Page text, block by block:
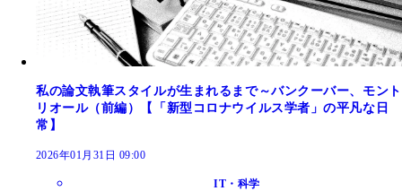
私の論文執筆スタイルが生まれるまで～バンクーバー、モント
リオール（前編）【「新型コロナウイルス学者」の平凡な日
常】
2026年01月31日 09:00
IT・科学